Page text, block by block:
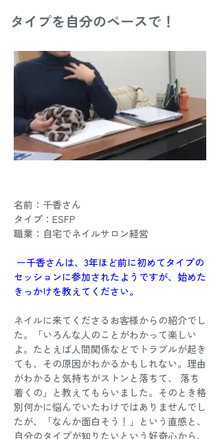
タイプを自分のペースで！
名前：千香さん
タイプ：ESFP
職業：自宅でネイルサロン経営
ー千香さんは、3年ほど前に初めてタイプの
セッションに参加されたようですが、始めた
きっかけを教えてください。
ネイルに来てくださるお客様からの紹介でし
た。「いろんな人のことがわかって楽しい
よ。たとえば人間関係などでトラブルが起き
ても、その原因がわかるかもしれない。理由
がわかると気持ちがストンと落ちて、 落ち
着くの」と教えてもらいました。そのとき格
別何かに悩んでいたわけではありませんでし
たが、「なんか面白そう！」という直感と、
自分のタイプが知りたいという好奇心から、